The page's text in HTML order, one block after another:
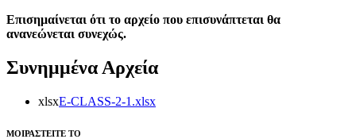
Επισημαίνεται ότι το αρχείο που επισυνάπτεται θα
ανανεώνεται συνεχώς.
Συνημμένα Αρχεία
xlsxE-CLASS-2-1.xlsx
MOIΡΑΣΤΕΙΤΕ ΤΟ